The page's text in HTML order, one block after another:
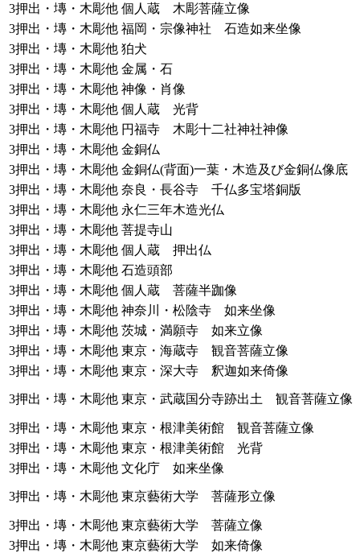
3押出・塼・木彫他 個人蔵 木彫菩薩立像
3押出・塼・木彫他 福岡・宗像神社 石造如来坐像
3押出・塼・木彫他 狛犬
3押出・塼・木彫他 金属・石
3押出・塼・木彫他 神像・肖像
3押出・塼・木彫他 個人蔵 光背
3押出・塼・木彫他 円福寺 木彫十二社神社神像
3押出・塼・木彫他 金銅仏
3押出・塼・木彫他 金銅仏(背面)一葉・木造及び金銅仏像底
3押出・塼・木彫他 奈良・長谷寺 千仏多宝塔銅版
3押出・塼・木彫他 永仁三年木造光仏
3押出・塼・木彫他 菩提寺山
3押出・塼・木彫他 個人蔵 押出仏
3押出・塼・木彫他 石造頭部
3押出・塼・木彫他 個人蔵 菩薩半跏像
3押出・塼・木彫他 神奈川・松陰寺 如来坐像
3押出・塼・木彫他 茨城・満願寺 如来立像
3押出・塼・木彫他 東京・海蔵寺 観音菩薩立像
3押出・塼・木彫他 東京・深大寺 釈迦如来倚像
3押出・塼・木彫他 東京・武蔵国分寺跡出土 観音菩薩立像
3押出・塼・木彫他 東京・根津美術館 観音菩薩立像
3押出・塼・木彫他 東京・根津美術館 光背
3押出・塼・木彫他 文化庁 如来坐像
3押出・塼・木彫他 東京藝術大学 菩薩形立像
3押出・塼・木彫他 東京藝術大学 菩薩立像
3押出・塼・木彫他 東京藝術大学 如来倚像